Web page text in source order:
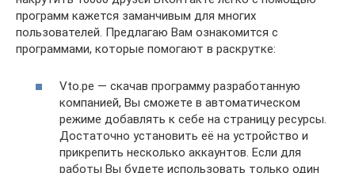
программ кажется заманчивым для многих
пользователей. Предлагаю Вам ознакомится с
программами, которые помогают в раскрутке:
Vto.pe — скачав программу разработанную
компанией, Вы сможете в автоматическом
режиме добавлять к себе на страницу ресурсы.
Достаточно установить её на устройство и
прикрепить несколько аккаунтов. Если для
работы Вы будете использовать только один